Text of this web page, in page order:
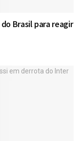
Brasil para reagir